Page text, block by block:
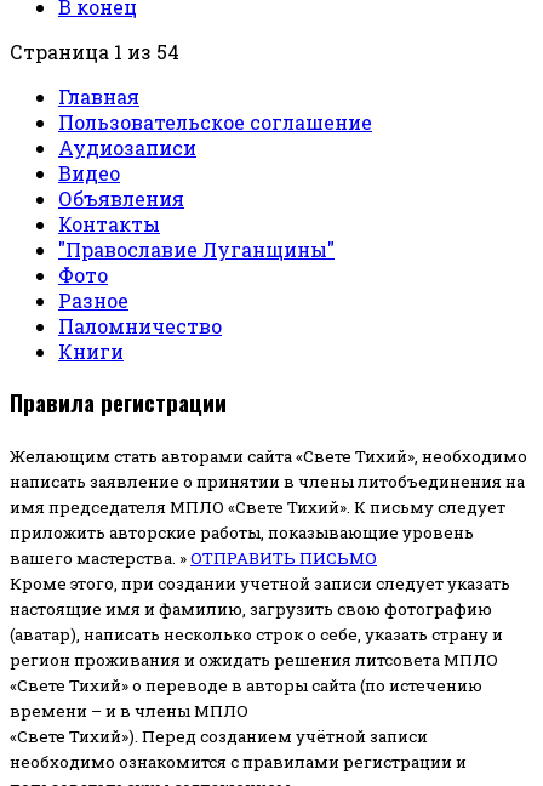
В конец
Страница 1 из 54
Главная
Пользовательское соглашение
Аудиозаписи
Видео
Объявления
Контакты
"Православие Луганщины"
Фото
Разное
Паломничество
Книги
Правила регистрации
Желающим стать авторами сайта «Свете Тихий», необходимо
написать заявление о принятии в члены литобъединения на
имя председателя МПЛО «Свете Тихий». К письму следует
приложить авторские работы, показывающие уровень
вашего мастерства. »ОТПРАВИТЬ ПИСЬМО
Кроме этого, при создании учетной записи следует указать
настоящие имя и фамилию, загрузить свою фотографию
(аватар), написать несколько строк о себе, указать страну и
регион проживания и ожидать решения литсовета МПЛО
«Свете Тихий» о переводе в авторы сайта (по истечению
времени – и в члены МПЛО
«Свете Тихий»). Перед созданием учётной записи
необходимо ознакомится с правилами регистрации и